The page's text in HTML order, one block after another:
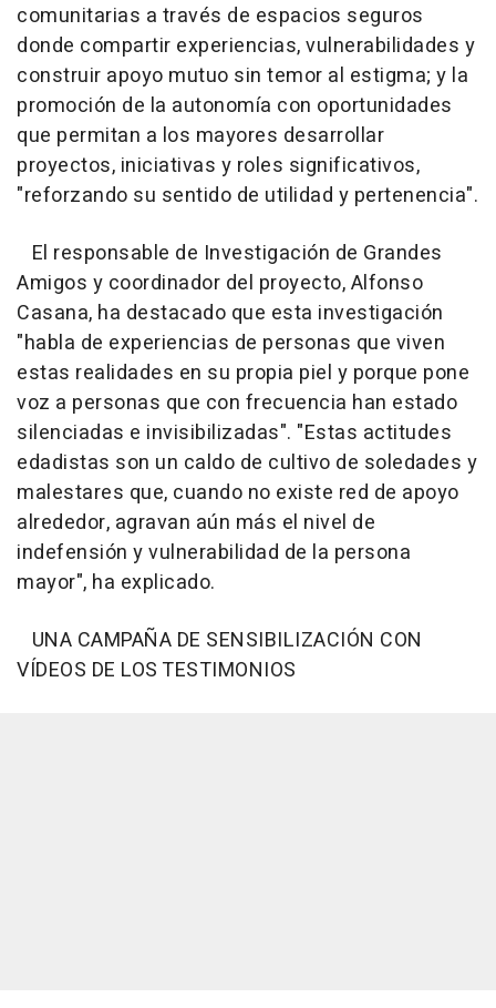
comunitarias a través de espacios seguros
donde compartir experiencias, vulnerabilidades y
construir apoyo mutuo sin temor al estigma; y la
promoción de la autonomía con oportunidades
que permitan a los mayores desarrollar
proyectos, iniciativas y roles significativos,
"reforzando su sentido de utilidad y pertenencia".
El responsable de Investigación de Grandes
Amigos y coordinador del proyecto, Alfonso
Casana, ha destacado que esta investigación
"habla de experiencias de personas que viven
estas realidades en su propia piel y porque pone
voz a personas que con frecuencia han estado
silenciadas e invisibilizadas". "Estas actitudes
edadistas son un caldo de cultivo de soledades y
malestares que, cuando no existe red de apoyo
alrededor, agravan aún más el nivel de
indefensión y vulnerabilidad de la persona
mayor", ha explicado.
UNA CAMPAÑA DE SENSIBILIZACIÓN CON
VÍDEOS DE LOS TESTIMONIOS